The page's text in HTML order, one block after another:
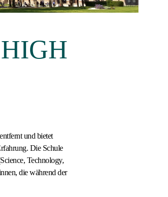
und bietet
Die Schule
Technology,
die während der